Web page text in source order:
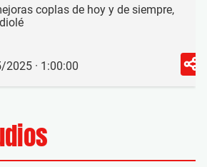
coplas de hoy y de siempre,
· 1:00:00